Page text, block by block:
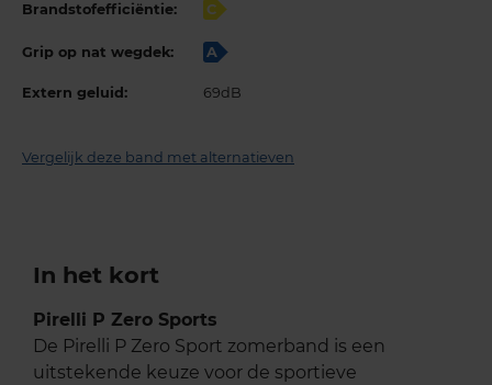
Brandstofefficiëntie: C
Grip op nat wegdek: A
Extern geluid: 69dB
Vergelijk deze band met alternatieven
In het kort
Pirelli P Zero Sports
De Pirelli P Zero Sport zomerband is een
uitstekende keuze voor de sportieve